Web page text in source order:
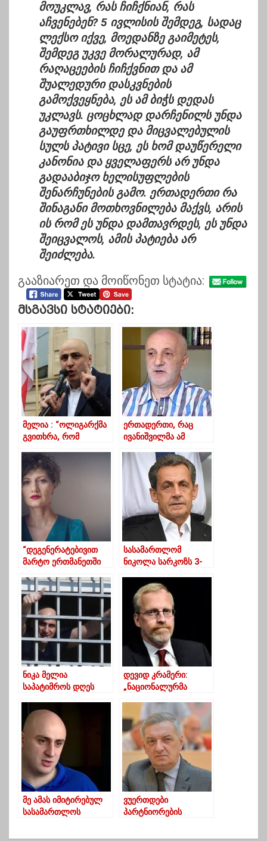
მოუკლავ, რას ჩიჩქნიან, რას
აჩვენებენ? 5 ივლისის შემდეგ, სადაც
ლექსო იქვე, მოედანზე გაიმეტეს,
შემდეგ უკვე მორალურად, ამ
რაღაცეების ჩიჩქვნით და ამ
შუალედური დასკვნების
გამოქვეყნება, ეს ამ ბიჭს დედას
უკლავს. ცოცხლად დარჩენილს უნდა
გაუფრთხილდე და მიცვალებულის
სულს პატივი სცე, ეს ხომ დაუწერელი
კანონია და ყველაფერს არ უნდა
გადააბიჯო ხელისუფლების
შენარჩუნების გამო. ერთადერთი რა
შინაგანი მოთხოვნილება მაქვს, არის
ის რომ ეს უნდა დამთავრდეს, ეს უნდა
შეიცვალოს, ამის პატიება არ
შეიძლება.
გააზიარეთ და მოიწონეთ სტატია:
Მსგავსი Სტატიები:
მელია : “ოლიგარქმა
გვითხრა, რომ
ჩაატარებს, მაგრამ ეს
ძალადობაზე
გადასული ამაო
მცდელობაა… ”
ერთადერთი, რაც
ივანიშვილმა ამ
ექსპერტის განმარტება
“დეგენერატებივით
მარტო ერთმანეთში
– ბაია პატარაია
სასამართლომ
ნიკოლა სარკოზს 3-
მიუსაჯა
ნიკა მელია
საპატიმროს დღეს
დევიდ კრამერი:
„ნაციონალურმა
დაიკავოს ადგილები
პარლამენტში“
მე ამას იმიტირებულ
სასამართლოს
ვუერთდები
პარტნიორების